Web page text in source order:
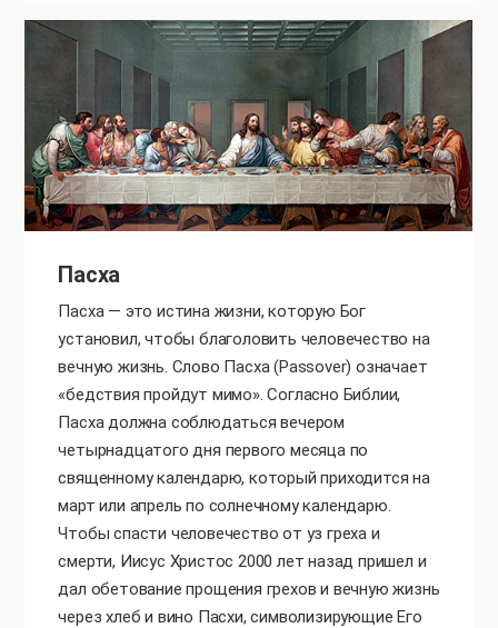
Пасха
Пасха — это истина жизни, которую Бог
установил, чтобы благоловить человечество на
вечную жизнь. Слово Пасха (Passover) означает
«бедствия пройдут мимо». Согласно Библии,
Пасха должна соблюдаться вечером
четырнадцатого дня первого месяца по
священному календарю, который приходится на
март или апрель по солнечному календарю.
Чтобы спасти человечество от уз греха и
смерти, Иисус Христос 2000 лет назад пришел и
дал обетование прощения грехов и вечную жизнь
через хлеб и вино Пасхи, символизирующие Его